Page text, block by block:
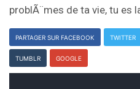
problÃ¨mes de ta vie, tu es
PARTAGER SUR FACEBOOK TWITTER
TUMBLR GOOGLE